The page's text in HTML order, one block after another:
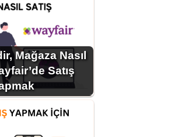
Mağaza Nasıl
Satış